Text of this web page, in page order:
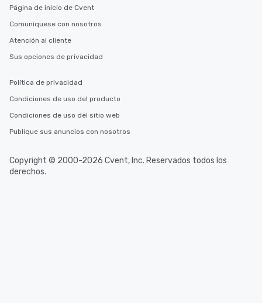
Página de inicio de Cvent
Comuníquese con nosotros
Atención al cliente
Sus opciones de privacidad
Política de privacidad
Condiciones de uso del producto
Condiciones de uso del sitio web
Publique sus anuncios con nosotros
Copyright © 2000-2026 Cvent, Inc. Reservados todos los
derechos.